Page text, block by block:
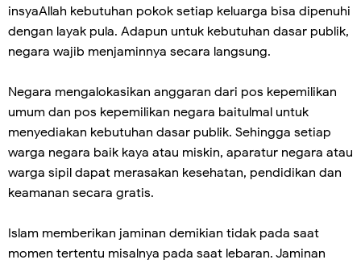
insyaAllah kebutuhan pokok setiap keluarga bisa dipenuhi
dengan layak pula. Adapun untuk kebutuhan dasar publik,
negara wajib menjaminnya secara langsung.
Negara mengalokasikan anggaran dari pos kepemilikan
umum dan pos kepemilikan negara baitulmal untuk
menyediakan kebutuhan dasar publik. Sehingga setiap
warga negara baik kaya atau miskin, aparatur negara atau
warga sipil dapat merasakan kesehatan, pendidikan dan
keamanan secara gratis.
Islam memberikan jaminan demikian tidak pada saat
momen tertentu misalnya pada saat lebaran. Jaminan